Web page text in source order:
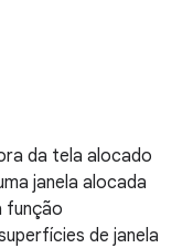
da tela alocado
janela alocada
função
de janela